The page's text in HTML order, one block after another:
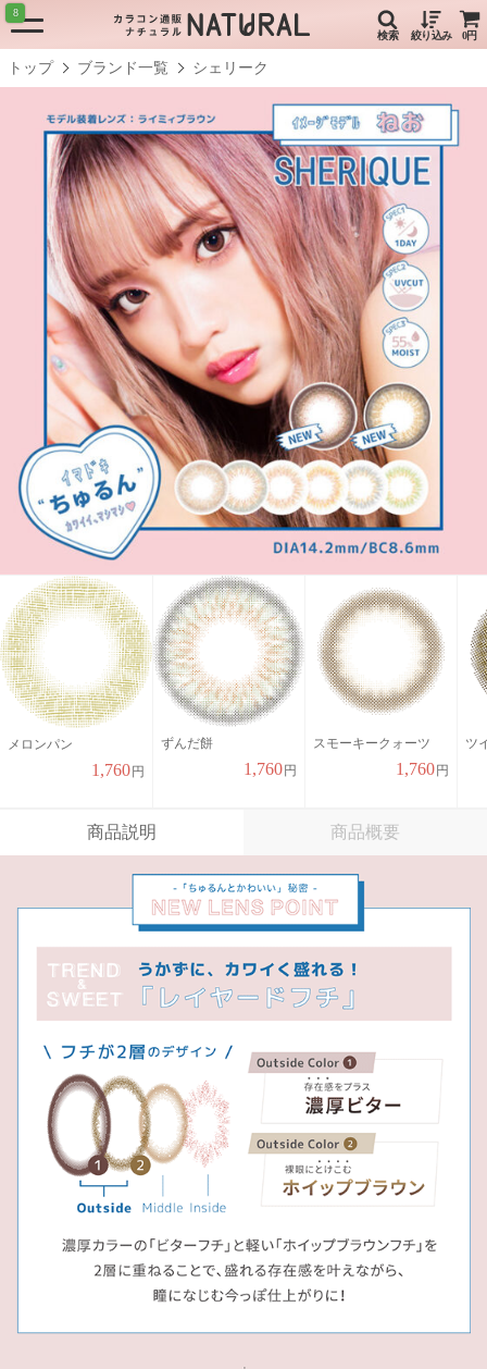
検索 絞り込み 0円
8
トップ ブランド一覧 シェリーク
メロンパン
1,760円
ずんだ餅
1,760円
スモーキークォーツ
1,760円
ツ
商品説明 商品概要